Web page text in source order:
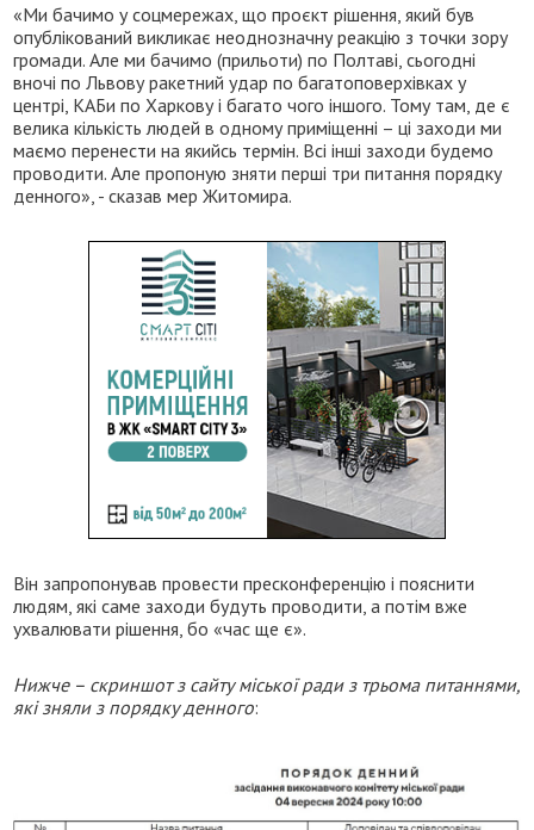
«Ми бачимо у соцмережах, що проєкт рішення, який був
опублікований викликає неоднозначну реакцію з точки зору
громади. Але ми бачимо (прильоти) по Полтаві, сьогодні
вночі по Львову ракетний удар по багатоповерхівках у
центрі, КАБи по Харкову і багато чого іншого. Тому там, де є
велика кількість людей в одному приміщенні – ці заходи ми
маємо перенести на якийсь термін. Всі інші заходи будемо
проводити. Але пропоную зняти перші три питання порядку
денного», - сказав мер Житомира.
Він запропонував провести пресконференцію і пояснити
людям, які саме заходи будуть проводити, а потім вже
ухвалювати рішення, бо «час ще є».
Нижче – скриншот з сайту міської ради з трьома питаннями,
які зняли з порядку денного: